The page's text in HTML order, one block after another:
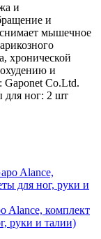
и
и
мышечное
хронической
и
Gaponet Co.Ltd.
ног: 2 шт
Alance, комплект
руки и талии)